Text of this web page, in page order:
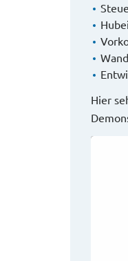
Hier